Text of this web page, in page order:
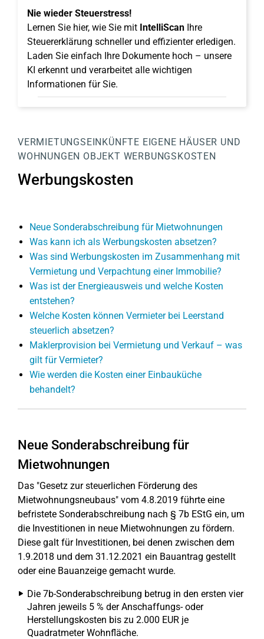
Nie wieder Steuerstress!
Lernen Sie hier, wie Sie mit IntelliScan Ihre
Steuererklärung schneller und effizienter erledigen.
Laden Sie einfach Ihre Dokumente hoch – unsere
KI erkennt und verarbeitet alle wichtigen
Informationen für Sie.
VERMIETUNGSEINKÜNFTE EIGENE HÄUSER UND
WOHNUNGEN OBJEKT WERBUNGSKOSTEN
Werbungskosten
Neue Sonderabschreibung für Mietwohnungen
Was kann ich als Werbungskosten absetzen?
Was sind Werbungskosten im Zusammenhang mit
Vermietung und Verpachtung einer Immobilie?
Was ist der Energieausweis und welche Kosten
entstehen?
Welche Kosten können Vermieter bei Leerstand
steuerlich absetzen?
Maklerprovision bei Vermietung und Verkauf – was
gilt für Vermieter?
Wie werden die Kosten einer Einbauküche
behandelt?
Neue Sonderabschreibung für
Mietwohnungen
Das "Gesetz zur steuerlichen Förderung des
Mietwohnungsneubaus" vom 4.8.2019 führte eine
befristete Sonderabschreibung nach § 7b EStG ein, um
die Investitionen in neue Mietwohnungen zu fördern.
Diese galt für Investitionen, bei denen zwischen dem
1.9.2018 und dem 31.12.2021 ein Bauantrag gestellt
oder eine Bauanzeige gemacht wurde.
Die 7b-Sonderabschreibung betrug in den ersten vier
Jahren jeweils 5 % der Anschaffungs- oder
Herstellungskosten bis zu 2.000 EUR je
Quadratmeter Wohnfläche.